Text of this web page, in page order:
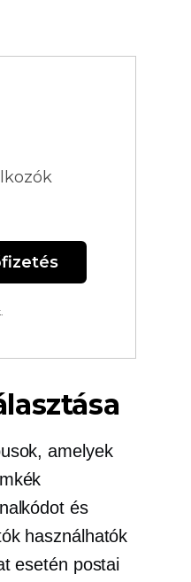
amelyek
és
használhatók
esetén postai